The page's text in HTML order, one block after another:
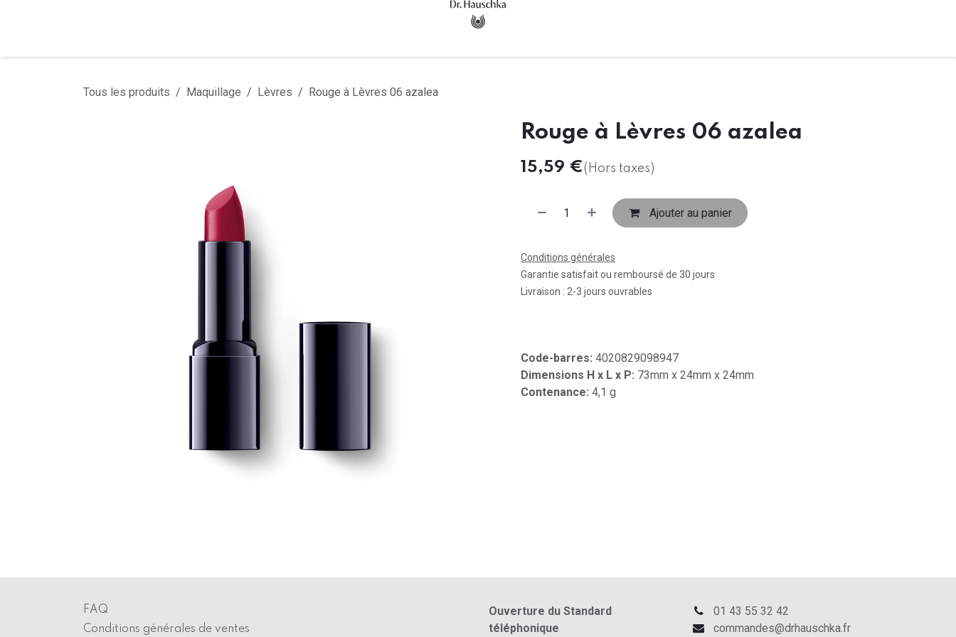
Tous les produits Maquillage Lèvres Rouge à Lèvres 06 azalea
Rouge à Lèvres 06 azalea
15,59 €(Hors taxes)
Ajouter au panier
Conditions générales
Garantie satisfait ou remboursé de 30 jours
Livraison : 2-3 jours ouvrables
Code-barres: 4020829098947
Dimensions H x L x P: 73mm x 24mm x 24mm
Contenance: 4,1 g
FAQ
Conditions générales de ventes
Ouverture du Standard
téléphonique
01 43 55 32 42
commandes@drhauschka.fr